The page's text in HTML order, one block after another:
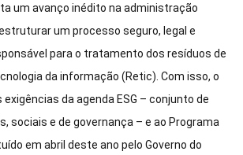
um avanço inédito na administração
um processo seguro, legal e
para o tratamento dos resíduos de
da informação (Retic). Com isso, o
da agenda ESG – conjunto de
sociais e de governança – e ao Programa
em abril deste ano pelo Governo do